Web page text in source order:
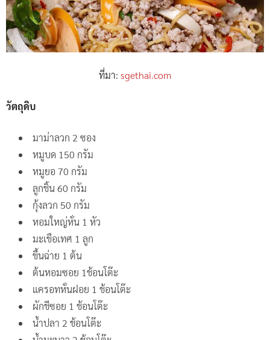
ที่มา: sgethai.com
วัตถุดิบ
มาม่าลวก 2 ซอง
หมูบด 150 กรัม
หมูยอ 70 กรัม
ลูกชิ้น 60 กรัม
กุ้งลวก 50 กรัม
หอมใหญ่หั่น 1 หัว
มะเขือเทศ 1 ลูก
ขึ้นฉ่าย 1 ต้น
ต้นหอมซอย 1ช้อนโต๊ะ
แครอทหั่นฝอย 1 ช้อนโต๊ะ
ผักชีซอย 1 ช้อนโต๊ะ
น้ำปลา 2 ช้อนโต๊ะ